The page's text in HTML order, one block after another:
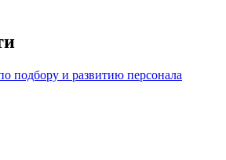
подбору и развитию персонала